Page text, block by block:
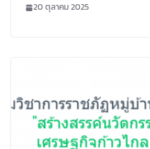
20 ตุลาคม 2025